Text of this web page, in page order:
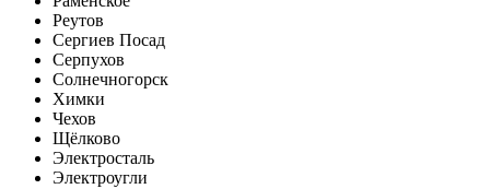
Реутов
Сергиев Посад
Серпухов
Солнечногорск
Химки
Чехов
Щёлково
Электросталь
Электроугли